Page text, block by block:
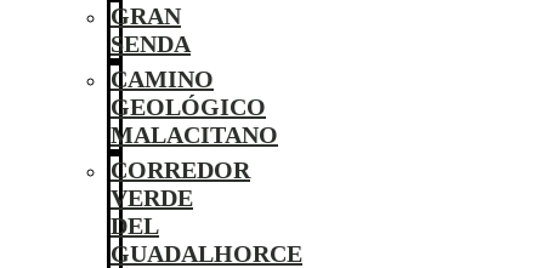
GRAN
SENDA
CAMINO
GEOLÓGICO
MALACITANO
CORREDOR
VERDE
DEL
GUADALHORCE